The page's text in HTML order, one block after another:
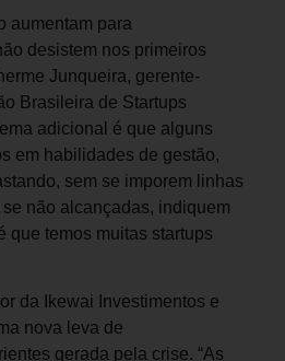
aumentam para
desistem nos primeiros
Junqueira, gerente-
Brasileira de Startups
adicional é que alguns
em habilidades de gestão,
sem se imporem linhas
não alcançadas, indiquem
que temos muitas startups
da Ikewai Investimentos e
nova leva de
gerada pela crise. “As